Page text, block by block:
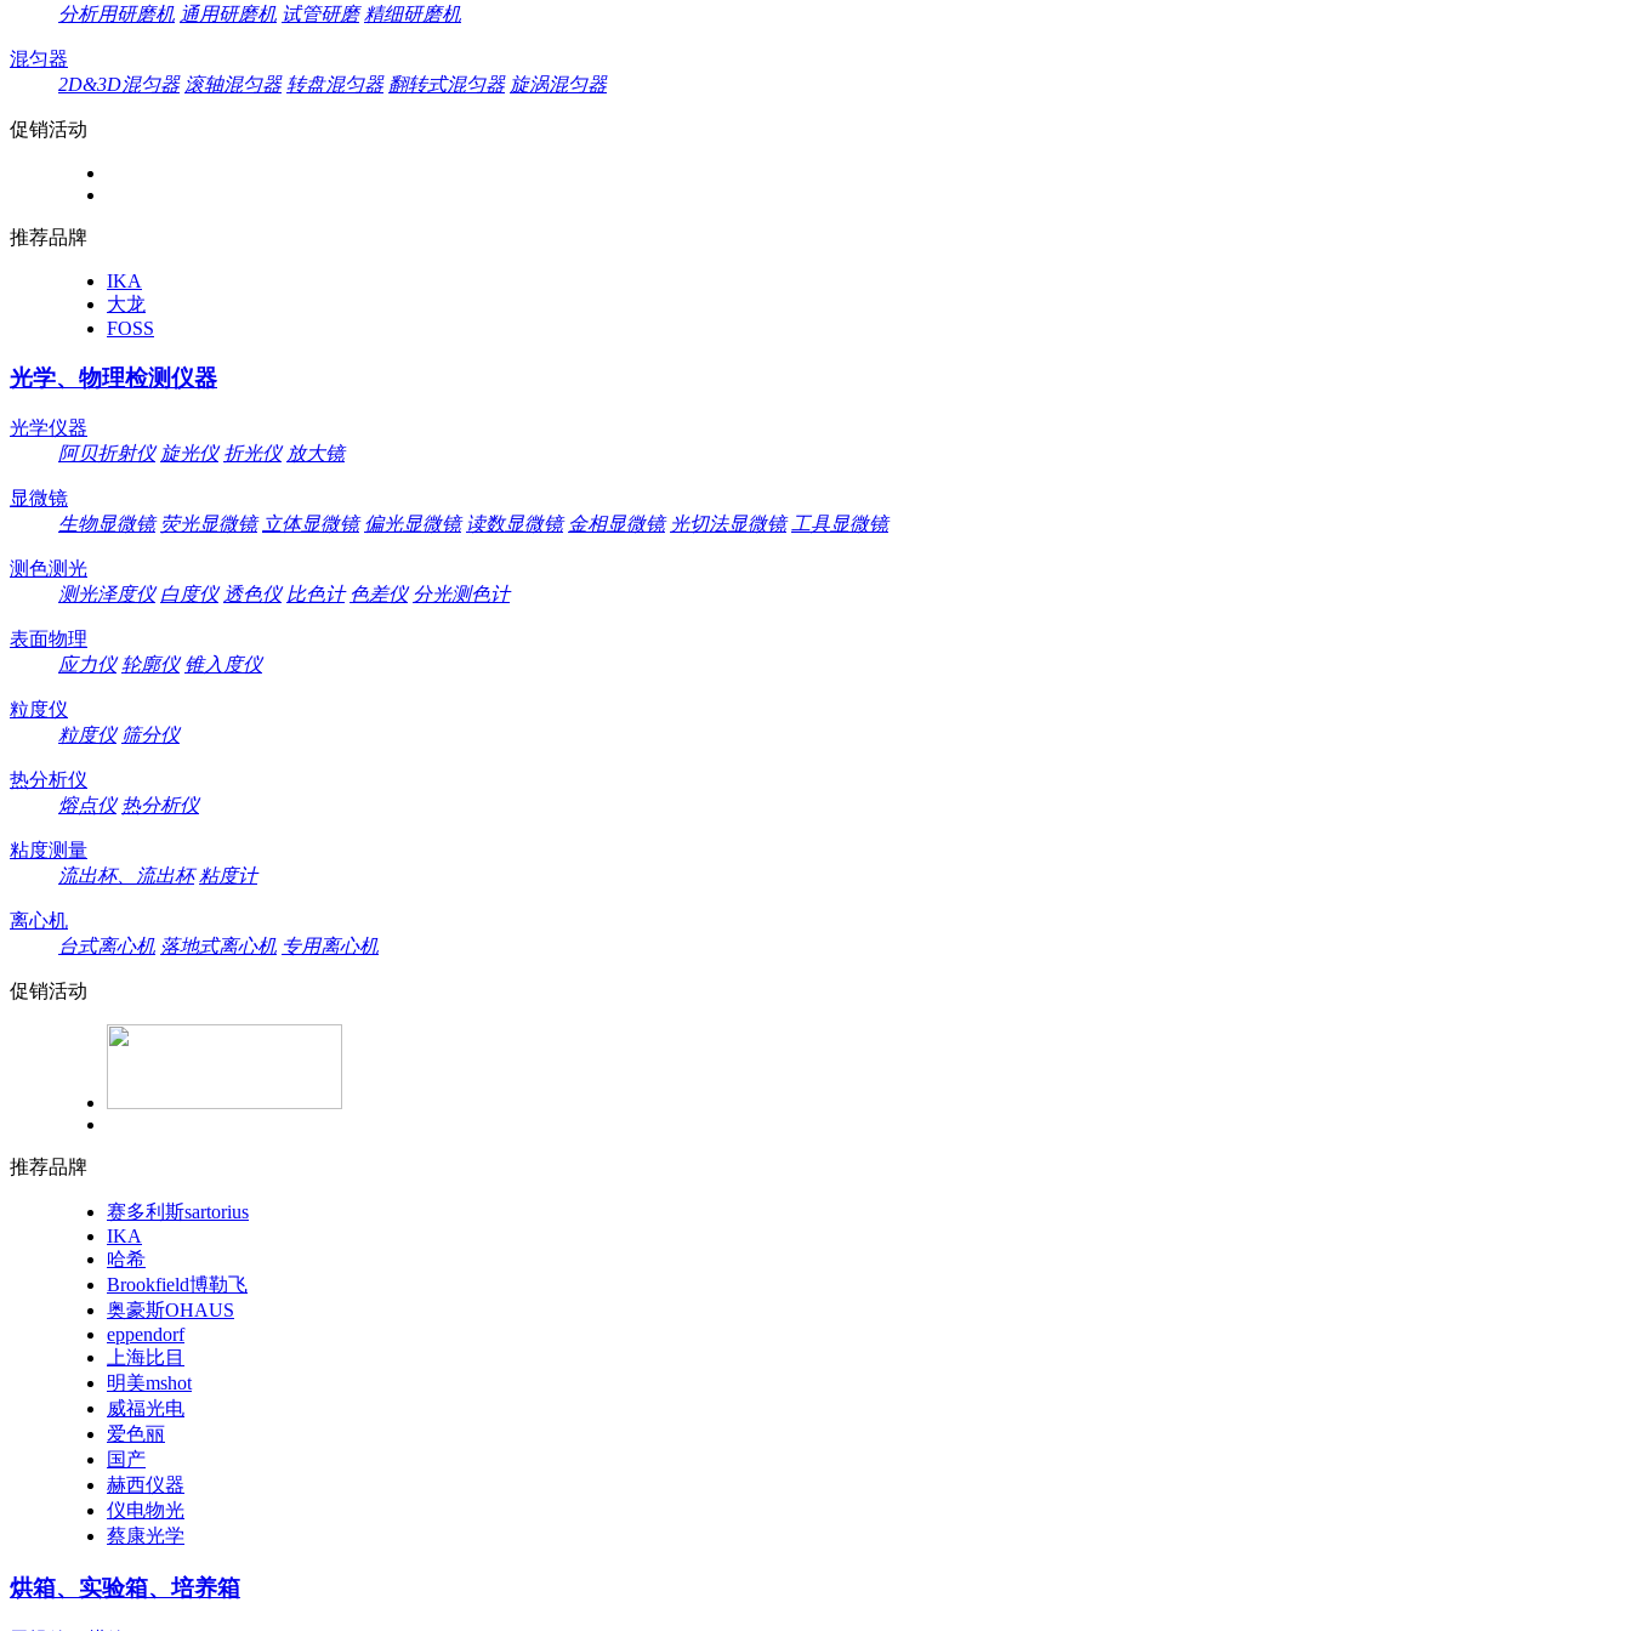
分析用研磨机 通用研磨机 试管研磨 精细研磨机
混匀器
2D&3D混匀器 滚轴混匀器 转盘混匀器 翻转式混匀器 旋涡混匀器
促销活动
推荐品牌
IKA
大龙
FOSS
光学、物理检测仪器
光学仪器
阿贝折射仪 旋光仪 折光仪 放大镜
显微镜
生物显微镜 荧光显微镜 立体显微镜 偏光显微镜 读数显微镜 金相显微镜 光切法显微镜 工具显微镜
测色测光
测光泽度仪 白度仪 透色仪 比色计 色差仪 分光测色计
表面物理
应力仪 轮廓仪 锥入度仪
粒度仪
粒度仪 筛分仪
热分析仪
熔点仪 热分析仪
粘度测量
流出杯、流出杯 粘度计
离心机
台式离心机 落地式离心机 专用离心机
促销活动
推荐品牌
赛多利斯sartorius
IKA
哈希
Brookfield博勒飞
奥豪斯OHAUS
eppendorf
上海比目
明美mshot
威福光电
爱色丽
国产
赫西仪器
仪电物光
蔡康光学
烘箱、实验箱、培养箱